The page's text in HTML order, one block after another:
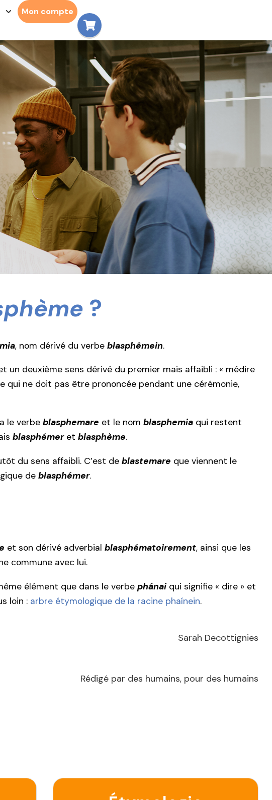
Mon compte
?
, nom dérivé du verbe blasphêmein.
un deuxième sens dérivé du premier mais affaibli : « médire
qui ne doit pas être prononcée pendant une cérémonie,
le verbe blasphemare et le nom blasphemia qui restent
blasphémeret blasphème.
du sens affaibli. C’est de blastemare que viennent le
de blasphémer.
et son dérivé adverbial blasphématoirement, ainsi que les
commune avec lui.
élément que dans le verbe phánai qui signifie « dire » et
loin : arbre étymologique de la racine phaínein.
Sarah Decottignies
Rédigé par des humains, pour des humains